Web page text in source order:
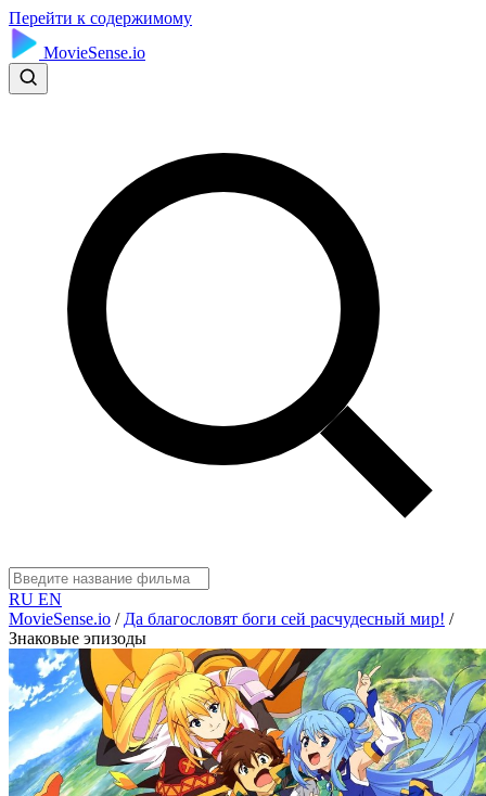
Перейти к содержимому
MovieSense.io
RU EN
MovieSense.io / Да благословят боги сей расчудесный мир! /
Знаковые эпизоды